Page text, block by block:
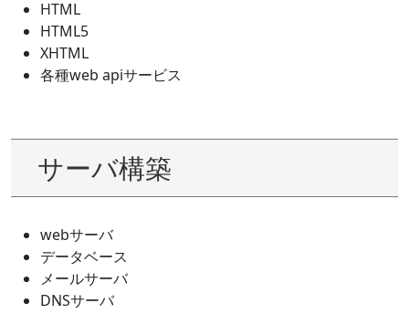
HTML
HTML5
XHTML
各種web apiサービス
サーバ構築
webサーバ
データベース
メールサーバ
DNSサーバ